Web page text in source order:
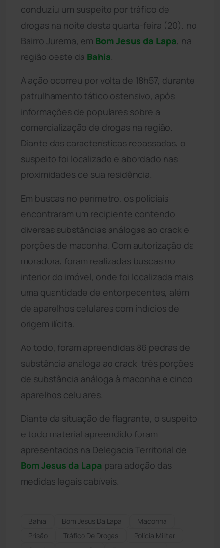
conduziu um suspeito por tráfico de
drogas na noite desta quarta-feira (20), no
Bairro Jurema, em Bom Jesus da Lapa, na
região oeste da Bahia
A ação ocorreu por volta de 18h57, durante
patrulhamento tático ostensivo, após
informações de populares sobre a
comercialização de drogas na região.
Diante das características repassadas, o
suspeito foi localizado e abordado nas
proximidades de sua residência.
Em buscas no perímetro, os policiais
encontraram um recipiente contendo
diversas substâncias análogas ao crack e
porções de maconha. Com autorização da
moradora, foram realizadas buscas no
interior do imóvel, onde foi localizada mais
uma quantidade de entorpecentes, além
de aparelhos celulares com indícios de
origem ilícita.
Ao todo, foram apreendidas 86 pedras de
substância análoga ao crack, três porções
de substância análoga à maconha e cinco
aparelhos celulares.
Diante da situação de flagrante, o suspeito
e todo material apreendido foram
apresentados na Delegacia Territorial de
Bom Jesus da Lapa para adoção das
medidas legais cabíveis.
Bahia Bom Jesus Da Lapa
Maconha
Prisão
Tráfico De Drogas
Polícia Militar